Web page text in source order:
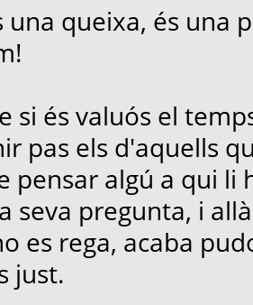
una queixa, és
si és valuós el
pas els d'aquells
pensar algú a qui li
seva pregunta, i
es rega, acaba
just.